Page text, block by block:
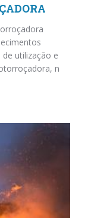
utilização e
n